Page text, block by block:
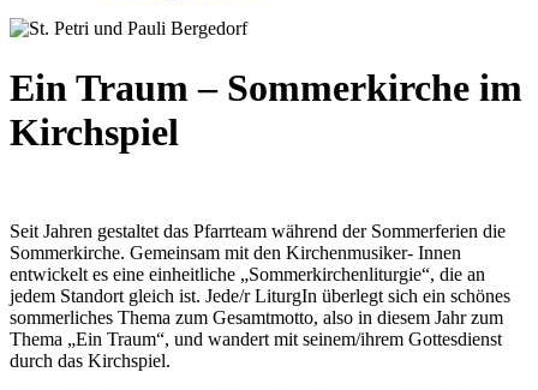
Ein Traum – Sommerkirche im
Kirchspiel
Seit Jahren gestaltet das Pfarrteam während der Sommerferien die
Sommerkirche. Gemeinsam mit den Kirchenmusiker- Innen
entwickelt es eine einheitliche „Sommerkirchenliturgie“, die an
jedem Standort gleich ist. Jede/r LiturgIn überlegt sich ein schönes
sommerliches Thema zum Gesamtmotto, also in diesem Jahr zum
Thema „Ein Traum“, und wandert mit seinem/ihrem Gottesdienst
durch das Kirchspiel.